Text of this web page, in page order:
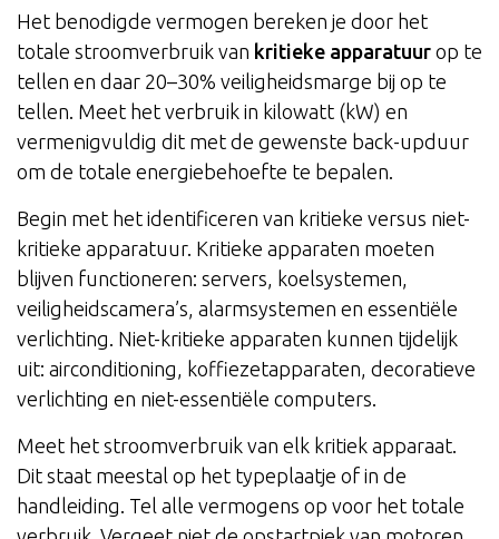
Het benodigde vermogen bereken je door het
totale stroomverbruik van kritieke apparatuur op te
tellen en daar 20–30% veiligheidsmarge bij op te
tellen. Meet het verbruik in kilowatt (kW) en
vermenigvuldig dit met de gewenste back-upduur
om de totale energiebehoefte te bepalen.
Begin met het identificeren van kritieke versus niet-
kritieke apparatuur. Kritieke apparaten moeten
blijven functioneren: servers, koelsystemen,
veiligheidscamera’s, alarmsystemen en essentiële
verlichting. Niet-kritieke apparaten kunnen tijdelijk
uit: airconditioning, koffiezetapparaten, decoratieve
verlichting en niet-essentiële computers.
Meet het stroomverbruik van elk kritiek apparaat.
Dit staat meestal op het typeplaatje of in de
handleiding. Tel alle vermogens op voor het totale